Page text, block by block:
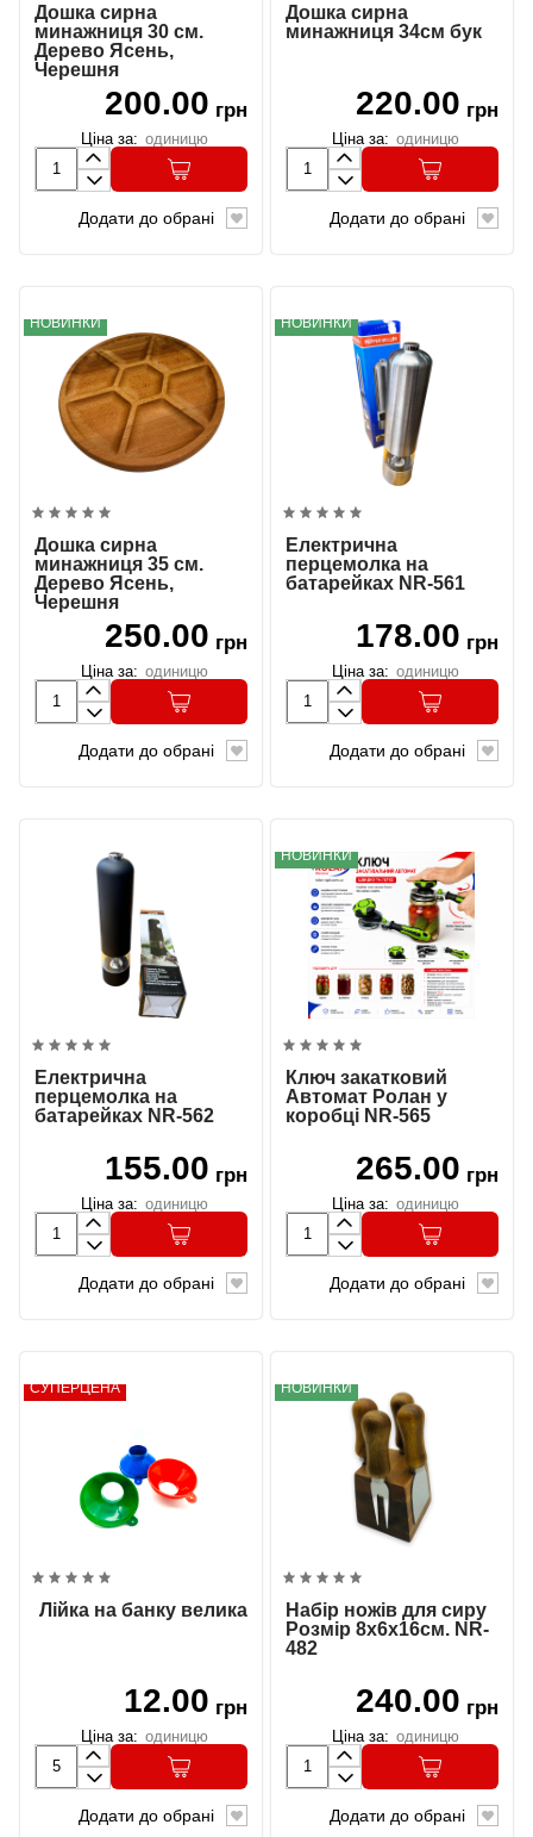
Дошка сирна
минажниця 30 см.
Дерево Ясень,
Черешня
200.00 грн
Ціна за: одиницю
Додати до обрані
Дошка сирна
минажниця 34см бук
220.00 грн
Ціна за: одиницю
Додати до обрані
НОВИНКИ
Дошка сирна
минажниця 35 см.
Дерево Ясень,
Черешня
250.00 грн
Ціна за: одиницю
Додати до обрані
НОВИНКИ
Електрична
перцемолка на
батарейках NR-561
178.00 грн
Ціна за: одиницю
Додати до обрані
Електрична
перцемолка на
батарейках NR-562
155.00 грн
Ціна за: одиницю
Додати до обрані
НОВИНКИ
Ключ закатковий
Автомат Ролан у
коробці NR-565
265.00 грн
Ціна за: одиницю
Додати до обрані
СУПЕРЦЕНА
Лійка на банку велика
12.00 грн
Ціна за: одиницю
Додати до обрані
НОВИНКИ
Набір ножів для сиру
Розмір 8х6х16см. NR-
482
240.00 грн
Ціна за: одиницю
Додати до обрані